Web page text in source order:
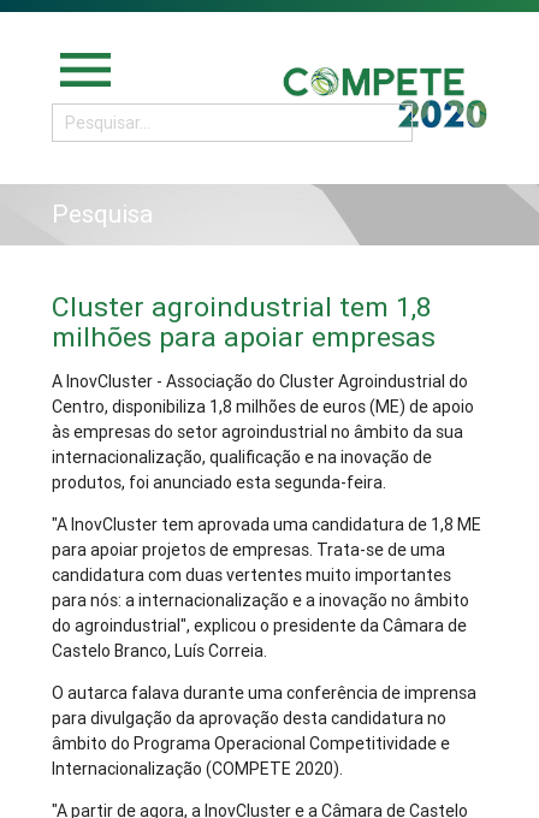
menu
Pesquisa
Cluster agroindustrial tem 1,8
milhões para apoiar empresas
A InovCluster - Associação do Cluster Agroindustrial do
Centro, disponibiliza 1,8 milhões de euros (ME) de apoio
às empresas do setor agroindustrial no âmbito da sua
internacionalização, qualificação e na inovação de
produtos, foi anunciado esta segunda-feira.
"A InovCluster tem aprovada uma candidatura de 1,8 ME
para apoiar projetos de empresas. Trata-se de uma
candidatura com duas vertentes muito importantes
para nós: a internacionalização e a inovação no âmbito
do agroindustrial", explicou o presidente da Câmara de
Castelo Branco, Luís Correia.
O autarca falava durante uma conferência de imprensa
para divulgação da aprovação desta candidatura no
âmbito do Programa Operacional Competitividade e
Internacionalização (COMPETE 2020).
"A partir de agora, a InovCluster e a Câmara de Castelo